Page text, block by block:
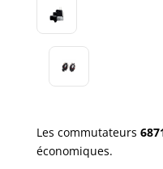
Les commutateurs
économiques.